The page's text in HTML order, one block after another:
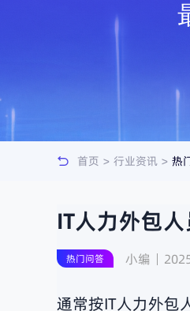
首页 > 行业资讯 > 热
IT人力外包
热门问答 小编
通常按IT人力外包